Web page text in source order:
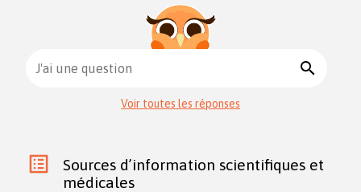
J'ai une question search
Voir toutes les réponses
Sources d’information scientifiques et
médicales